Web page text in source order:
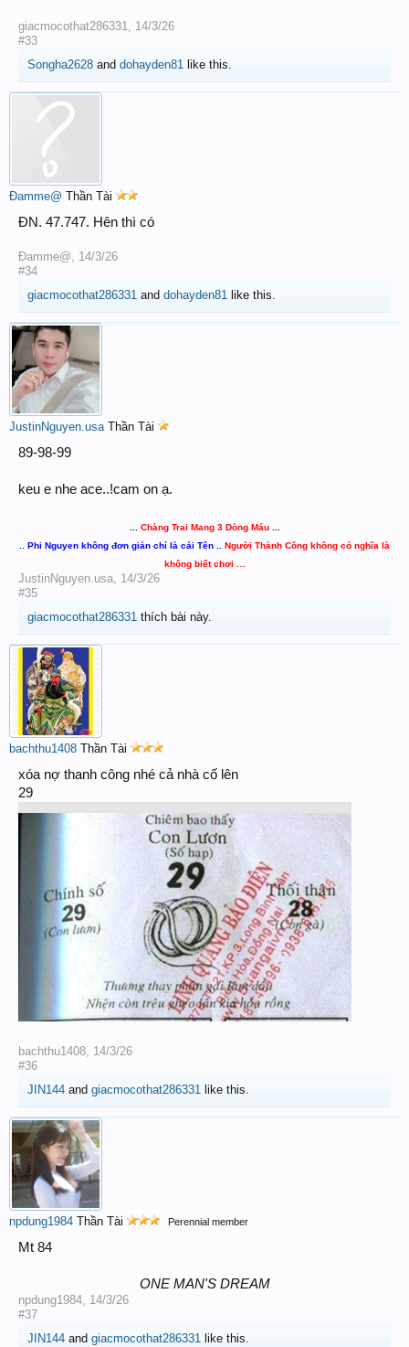
giacmocothat286331, 14/3/26
#33
Songha2628 and dohayden81 like this.
Đamme@ Thần Tài
ĐN. 47.747. Hên thì có
Đamme@, 14/3/26
#34
giacmocothat286331 and dohayden81 like this.
JustinNguyen.usa Thần Tài
89-98-99
keu e nhe ace..!cam on ạ.
... Chàng Trai Mang 3 Dòng Máu...
.. Phi Nguyen không đơn giản chỉ là cái Tên .. Người Thành Công không có nghĩa là
không biết chơi …
JustinNguyen.usa, 14/3/26
#35
giacmocothat286331 thích bài này.
bachthu1408 Thần Tài
xóa nợ thanh công nhé cả nhà cố lên
29
bachthu1408, 14/3/26
#36
JIN144 and giacmocothat286331 like this.
npdung1984 Thần Tài Perennial member
Mt 84
ONE MAN'S DREAM
npdung1984, 14/3/26
#37
JIN144 and giacmocothat286331 like this.